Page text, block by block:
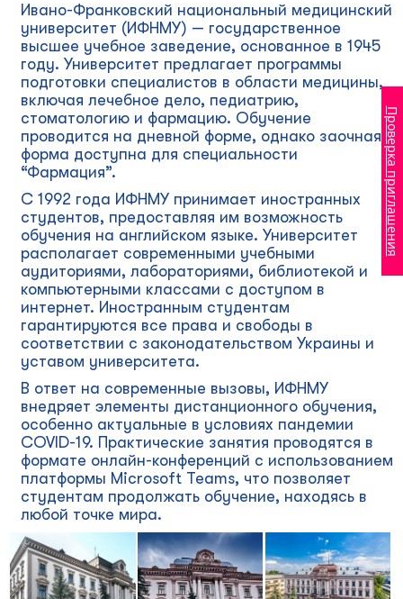
Ивано-Франковский национальный медицинский
университет (ИФНМУ) — государственное
высшее учебное заведение, основанное в 1945
году. Университет предлагает программы
подготовки специалистов в области медицины,
включая лечебное дело, педиатрию,
стоматологию и фармацию. Обучение
проводится на дневной форме, однако заочная
форма доступна для специальности
“Фармация”.
С 1992 года ИФНМУ принимает иностранных
студентов, предоставляя им возможность
обучения на английском языке. Университет
располагает современными учебными
аудиториями, лабораториями, библиотекой и
компьютерными классами с доступом в
интернет. Иностранным студентам
гарантируются все права и свободы в
соответствии с законодательством Украины и
уставом университета.
В ответ на современные вызовы, ИФНМУ
внедряет элементы дистанционного обучения,
особенно актуальные в условиях пандемии
COVID-19. Практические занятия проводятся в
формате онлайн-конференций с использованием
платформы Microsoft Teams, что позволяет
студентам продолжать обучение, находясь в
любой точке мира.
Проверка приглашения